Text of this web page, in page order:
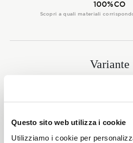
Questo sito web utilizza i cookie
Utilizziamo i cookie per
100%CO
Scopri a quali materiali
Variante